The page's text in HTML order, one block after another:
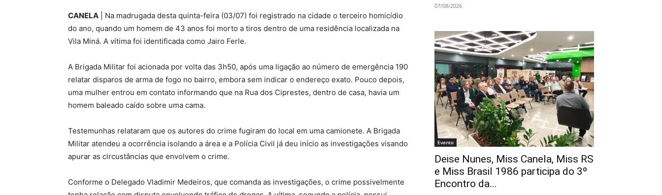
CANELA | Na madrugada desta quinta-feira (03/07) foi registrado na cidade o terceiro homicídio
do ano, quando um homem de 43 anos foi morto a tiros dentro de uma residência localizada na
Vila Miná. A vítima foi identificada como Jairo Ferle.
A Brigada Militar foi acionada por volta das 3h50, após uma ligação ao número de emergência 190
relatar disparos de arma de fogo no bairro, embora sem indicar o endereço exato. Pouco depois,
uma mulher entrou em contato informando que na Rua dos Ciprestes, dentro de casa, havia um
homem baleado caído sobre uma cama.
Testemunhas relataram que os autores do crime fugiram do local em uma camionete. A Brigada
Militar atendeu a ocorrência isolando a área e a Polícia Civil já deu início as investigações visando
apurar as circustâncias que envolvem o crime.
Conforme o Delegado Vladimir Medeiros, que comanda as investigações, o crime possivelmente
07/08/2026
Evento
Deise Nunes, Miss Canela, Miss RS
e Miss Brasil 1986 participa do 3º
Encontro da...